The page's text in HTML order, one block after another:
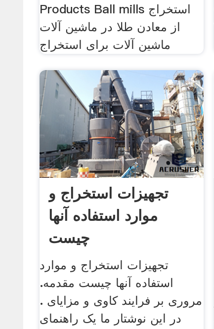
Products Ball mills استخراج
از معادن طلا در ماشین آلات
ماشین آلات برای استخراج
تجهیزات استخراج و
موارد استفاده آنها
چیست
تجهیزات استخراج و موارد
استفاده آنها چیست مقدمه.
مروری بر فرایند کاوی و مزایای .
در این نوشتار ما یک راهنمای